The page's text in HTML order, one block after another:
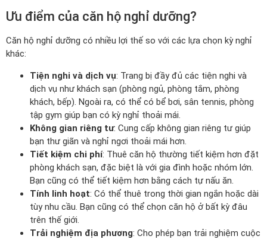
Ưu điểm của căn hộ nghỉ dưỡng?
Căn hộ nghỉ dưỡng có nhiều lợi thế so với các lựa chọn kỳ nghỉ
khác:
Tiện nghi và dịch vụ: Trang bị đầy đủ các tiện nghi và
dịch vụ như khách sạn (phòng ngủ, phòng tắm, phòng
khách, bếp). Ngoài ra, có thể có bể bơi, sân tennis, phòng
tập gym giúp bạn có kỳ nghỉ thoải mái.
Không gian riêng tư: Cung cấp không gian riêng tư giúp
bạn thư giãn và nghỉ ngơi thoải mái hơn.
Tiết kiệm chi phí: Thuê căn hộ thường tiết kiệm hơn đặt
phòng khách sạn, đặc biệt là với gia đình hoặc nhóm lớn.
Bạn cũng có thể tiết kiệm hơn bằng cách tự nấu ăn.
Tính linh hoạt: Có thể thuê trong thời gian ngắn hoặc dài
tùy nhu cầu. Bạn cũng có thể chọn căn hộ ở bất kỳ đâu
trên thế giới.
Trải nghiệm địa phương: Cho phép bạn trải nghiệm cuộc